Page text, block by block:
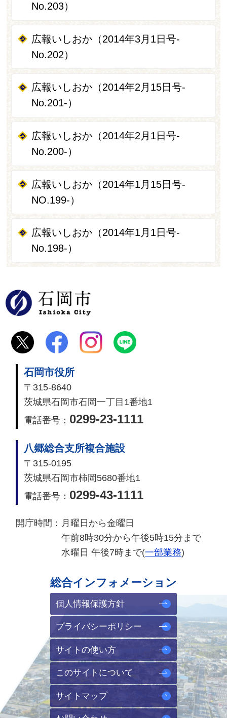
No.203）
広報いしおか（2014年3月1日号-
No.202）
広報いしおか（2014年2月15日号-
No.201-）
広報いしおか（2014年2月1日号-
No.200-）
広報いしおか（2014年1月15日号-
NO.199-）
広報いしおか（2014年1月1日号-
No.198-）
石岡市役所
〒315-8640
茨城県石岡市石岡一丁目1番地1
電話番号： 0299-23-1111
八郷総合支所複合施設
〒315-0195
茨城県石岡市柿岡5680番地1
電話番号： 0299-43-1111
開庁時間： 月曜日から金曜日
午前8時30分から午後5時15分まで
水曜日 午後7時まで(一部業務)
総合インフォメーション
個人情報保護方針
プライバシーポリシー
サイトの使い方
このサイトについて
サイトマップ